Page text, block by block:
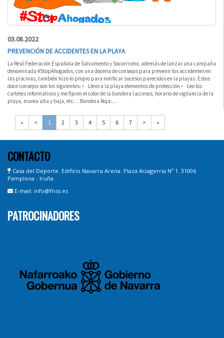
03.08.2022
PREVENCIÓN DE ACCIDENTES EN LA PLAYA
La Real Federación Española de Salvamento y Socorrismo, además de lanzar una campaña
denominada #StopAhogados, con una docena de consejos para prevenir los accidentes en
las piscinas, también hizo lo propio para notificar sucesos parecidos en la playas. Estos
doce consejos son los siguientes: • Llevo a la playa elementos de protección • Leo los
carteles informativos y me fijo en el color de la bandera (accesos, horario de vigilancia de la
playa, marea alta y baja, etc… Bandera Roja:...
« < 1 2 3 4 5 6 7 > »
CONTACTO
Casa del Deporte. Edificio Navarra Arena. Plaza Aizagerria Nº 1. 31006
Pamplona - Iruña
E-mail: info@fnss.es
PATROCINADORES